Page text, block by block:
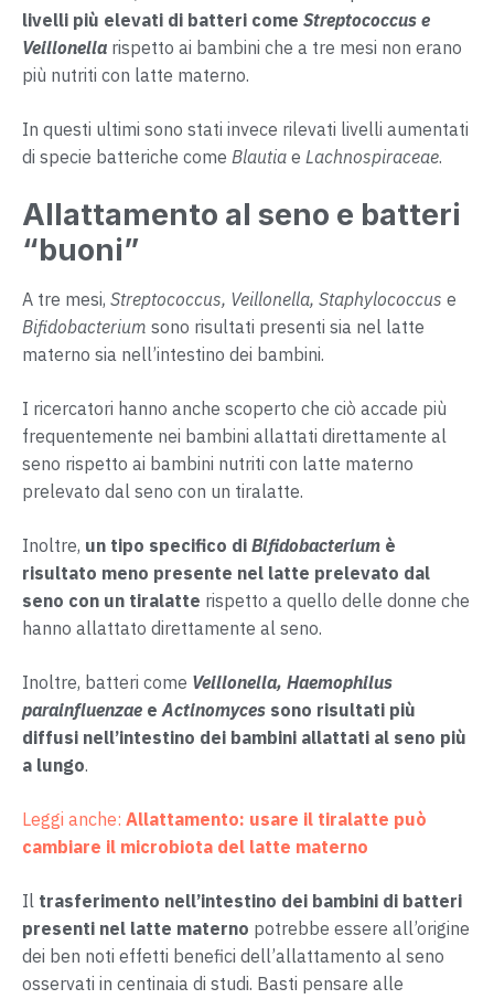
livelli più elevati di batteri come Streptococcus e
Veillonella rispetto ai bambini che a tre mesi non erano
più nutriti con latte materno.
In questi ultimi sono stati invece rilevati livelli aumentati
di specie batteriche come Blautia e Lachnospiraceae.
Allattamento al seno e batteri
“buoni”
A tre mesi, Streptococcus, Veillonella, Staphylococcus e
Bifidobacterium sono risultati presenti sia nel latte
materno sia nell’intestino dei bambini.
I ricercatori hanno anche scoperto che ciò accade più
frequentemente nei bambini allattati direttamente al
seno rispetto ai bambini nutriti con latte materno
prelevato dal seno con un tiralatte.
Inoltre, un tipo specifico di Bifidobacterium è
risultato meno presente nel latte prelevato dal
seno con un tiralatte rispetto a quello delle donne che
hanno allattato direttamente al seno.
Inoltre, batteri come Veillonella, Haemophilus
parainfluenzae e Actinomyces sono risultati più
diffusi nell’intestino dei bambini allattati al seno più
a lungo.
Leggi anche: Allattamento: usare il tiralatte può
cambiare il microbiota del latte materno
Il trasferimento nell’intestino dei bambini di batteri
presenti nel latte materno potrebbe essere all’origine
dei ben noti effetti benefici dell’allattamento al seno
osservati in centinaia di studi. Basti pensare alle